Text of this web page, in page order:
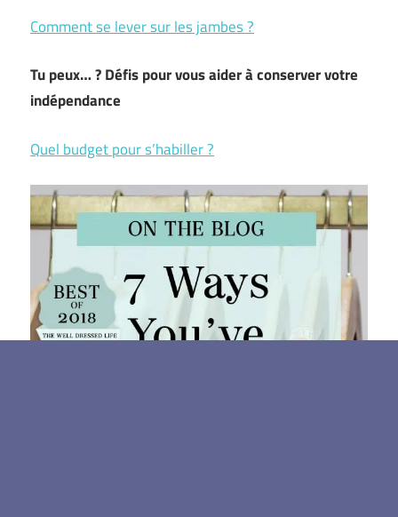
Comment se lever sur les jambes ?
Tu peux… ? Défis pour vous aider à conserver votre
indépendance
Quel budget pour s’habiller ?